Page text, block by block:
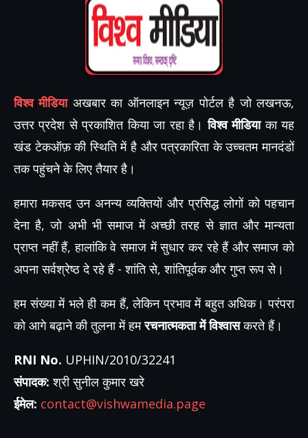
विश्व मीडियाअखबार का ऑनलाइन न्यूज़ पोर्टल है जो लखनऊ,
उत्तर प्रदेश से प्रकाशित किया जा रहा है।विश्व मीडियाका यह
खंड टेकऑफ़ की स्थिति में है और पत्रकारिता के उच्चतम मानदंडों
तक पहुंचने के लिए तैयार है।
हमारा मकसद उन अनन्य व्यक्तियों और प्रसिद्ध लोगों को पहचान
देना है, जो अभी भी समाज में अच्छी तरह से ज्ञात और मान्यता
प्राप्त नहीं हैं, हालांकि वे समाज में सुधार कर रहे हैं और समाज को
अपना सर्वश्रेष्ठ दे रहे हैं - शांति से, शांतिपूर्वक और गुप्त रूप से।
हम संख्या में भले ही कम हैं, लेकिन प्रभाव में बहुत अधिक। परंपरा
को आगे बढ़ाने की तुलना में हमरचनात्मकता में विश्वासकरते हैं।
RNI No. UPHIN/2010/32241
संपादक: श्री सुनील कुमार खरे
ईमेल: contact@vishwamedia.page